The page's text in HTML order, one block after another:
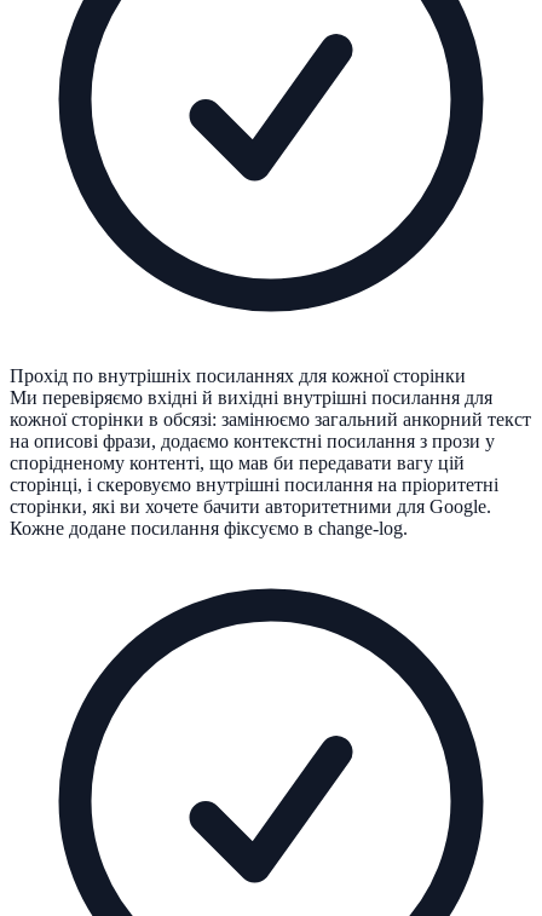
Прохід по внутрішніх посиланнях для кожної сторінки
Ми перевіряємо вхідні й вихідні внутрішні посилання для
кожної сторінки в обсязі: замінюємо загальний анкорний текст
на описові фрази, додаємо контекстні посилання з прози у
спорідненому контенті, що мав би передавати вагу цій
сторінці, і скеровуємо внутрішні посилання на пріоритетні
сторінки, які ви хочете бачити авторитетними для Google.
Кожне додане посилання фіксуємо в change-log.